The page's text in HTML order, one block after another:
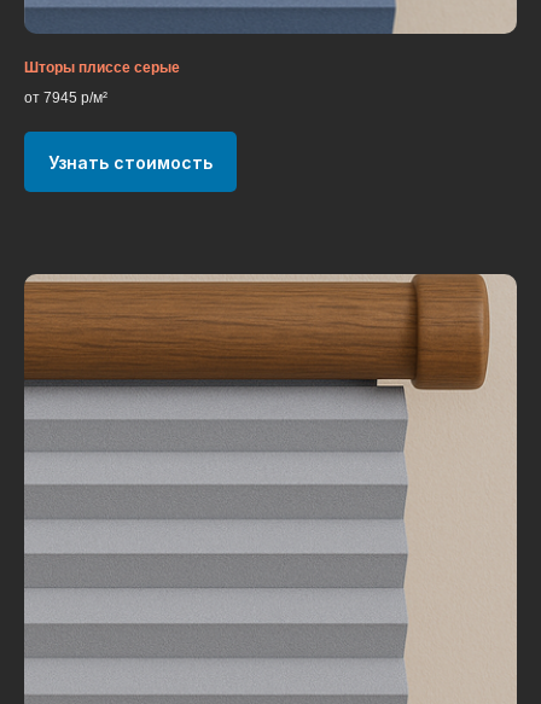
Шторы плиссе серые
от 7945 р/м²
Узнать стоимость